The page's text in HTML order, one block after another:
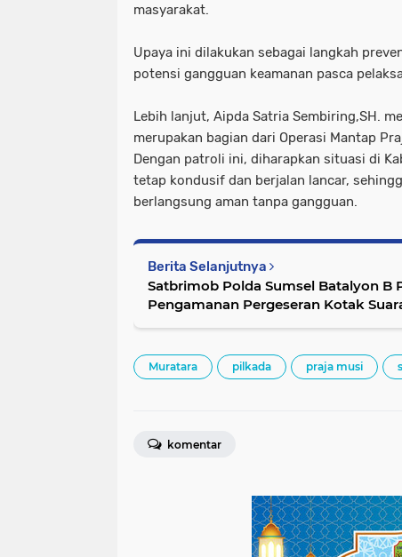
masyarakat.
Upaya ini dilakukan sebagai langkah
potensi gangguan keamanan pasca
Lebih lanjut, Aipda Satria Sembiring,SH.
merupakan bagian dari Operasi Mantap
Dengan patroli ini, diharapkan situasi di
tetap kondusif dan berjalan lancar,
berlangsung aman tanpa gangguan.
Berita Selanjutnya
Satbrimob Polda Sumsel Batalyon B
Pengamanan Pergeseran Kotak
Muratara pilkada praja musi
komentar